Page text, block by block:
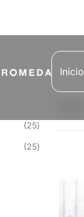
Inicio
25Reservación
25Reservación